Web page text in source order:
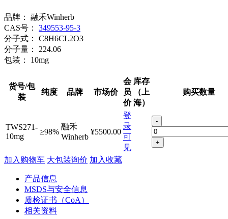
品牌：
融禾Winherb
CAS号：
349553-95-3
分子式：
C8H6CL2O3
分子量：
224.06
包装：
10mg
货号/包
装
纯度 品牌 市场价
会
员
价
库存
（上
海）
购买数量
TWS271-
10mg
≥98%
融禾
Winherb
¥5500.00
登
录
可
见
-
+
加入购物车 大包装询价 加入收藏
产品信息
MSDS与安全信息
质检证书（CoA）
相关资料